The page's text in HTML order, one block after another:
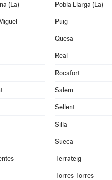
(La) Pobla Llarga (La)
Puig
Quesa
Real
Rocafort
Salem
Sellent
Silla
Sueca
Terrateig
Torres Torres